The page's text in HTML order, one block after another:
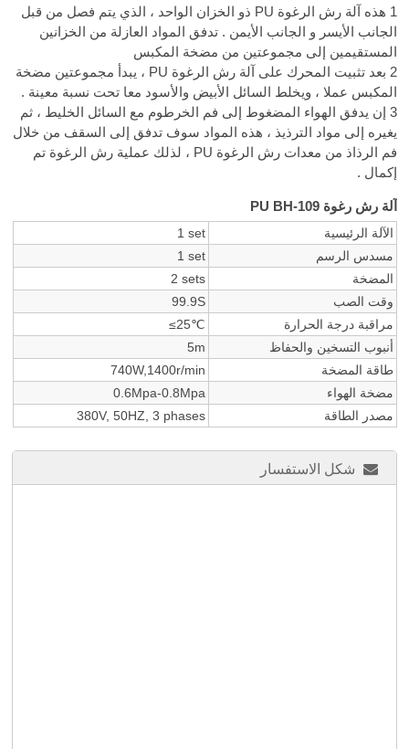
1 هذه آلة رش الرغوة PU ذو الخزان الواحد ، الذي يتم فصل من قبل
الجانب الأيسر و الجانب الأيمن . تدفق المواد العازلة من الخزانين
المستقيمين إلى مجموعتين من مضخة المكبس
2 بعد تثبيت المحرك على آلة رش الرغوة PU ، يبدأ مجموعتين مضخة
المكبس عملا ، ويخلط السائل الأبيض والأسود معا تحت نسبة معينة .
3 إن يدفق الهواء المضغوط إلى فم الخرطوم مع السائل الخليط ، ثم
يغيره إلى مواد الترذيذ ، هذه المواد سوف تدفق إلى السقف من خلال
فم الرذاذ من معدات رش الرغوة PU ، لذلك عملية رش الرغوة تم
إكمال .
آلة رش رغوة PU BH-109
الآلة الرئيسية
1 set
مسدس الرسم
1 set
المضخة
2 sets
وقت الصب
99.9S
مراقبة درجة الحرارة
≤25℃
أنبوب التسخين والحفاظ
5m
طاقة المضخة
740W,1400r/min
مضخة الهواء
0.6Mpa-0.8Mpa
مصدر الطاقة
380V, 50HZ, 3 phases
شكل الاستفسار